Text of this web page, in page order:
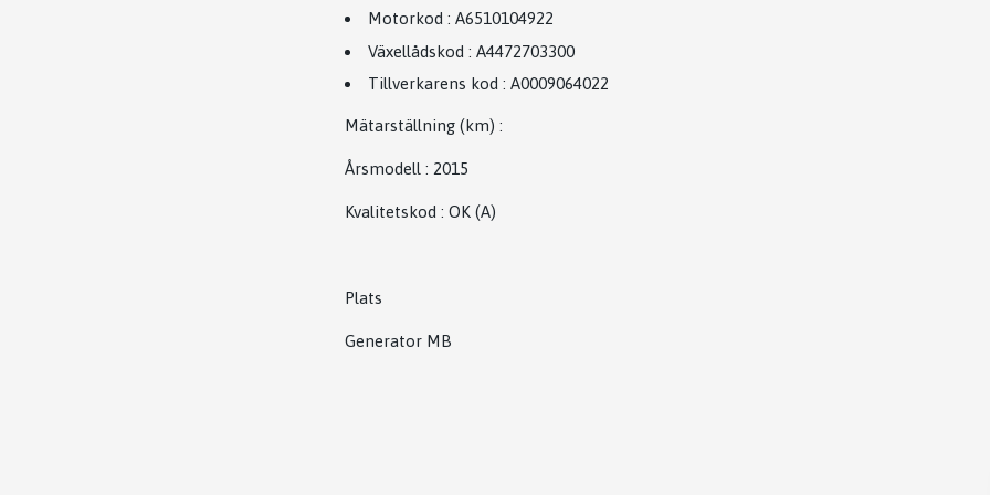
Motorkod : A6510104922
Växellådskod : A4472703300
Tillverkarens kod : A0009064022
Mätarställning (km) :
Årsmodell : 2015
Kvalitetskod : OK (A)
Plats
Generator MB